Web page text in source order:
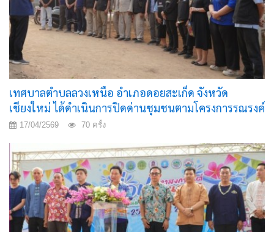
เทศบาลตำบลลวงเหนือ อำเภอดอยสะเก็ด จังหวัด
เชียงใหม่ ได้ดำเนินการปิดด่านชุมชนตามโครงการรณรงค์
ป้องกันและแก้ไขปัญหาอุบัติภัยทางถนน ช่วงเทศกาล
ลดความเร็ว ลดอุบัติเหตุ”
17/04/2569 70 ครั้ง